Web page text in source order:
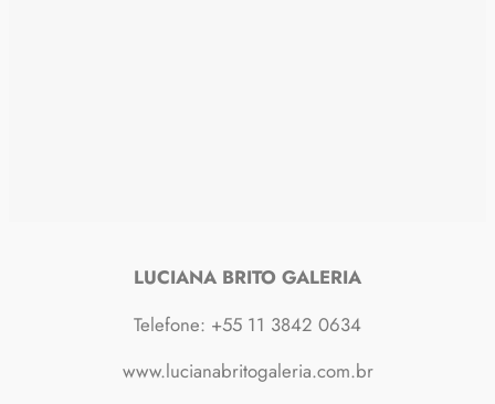
LUCIANA BRITO GALERIA
Telefone: +55 11 3842 0634
www.lucianabritogaleria.com.br